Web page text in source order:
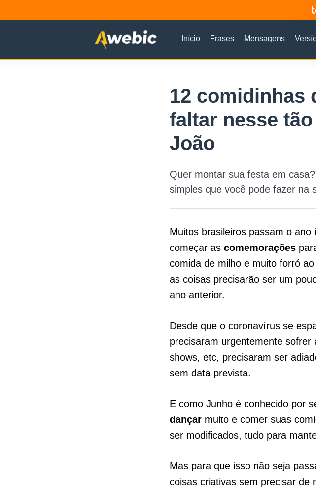
Início Frases Mensagens
12 comidinhas
faltar nesse
João
Quer montar sua festa em
simples que você pode fazer na
Muitos brasileiros passam o
começar as comemorações
comida de milho e muito forró
as coisas precisarão ser um
ano anterior.
Desde que o coronavírus se
precisaram urgentemente
shows, etc, precisaram ser
sem data prevista.
E como Junho é conhecido por
dançar muito e comer suas
ser modificados, tudo para
Mas para que isso não seja
coisas criativas sem precisar de